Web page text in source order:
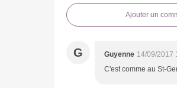
Ajouter un
G Guyenne 14/09/2017
C'est comme au St-